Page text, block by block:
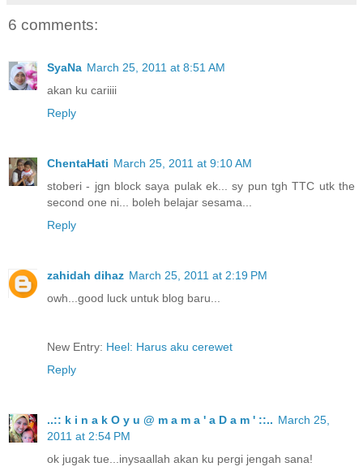
6 comments:
SyaNa March 25, 2011 at 8:51 AM
akan ku cariiii
Reply
ChentaHati March 25, 2011 at 9:10 AM
stoberi - jgn block saya pulak ek... sy pun tgh TTC utk the
second one ni... boleh belajar sesama...
Reply
zahidah dihaz March 25, 2011 at 2:19 PM
owh...good luck untuk blog baru...
New Entry: Heel: Harus aku cerewet
Reply
..:: k i n a k O y u @ m a m a ' a D a m ' ::.. March 25,
2011 at 2:54 PM
ok jugak tue...inysaallah akan ku pergi jengah sana!